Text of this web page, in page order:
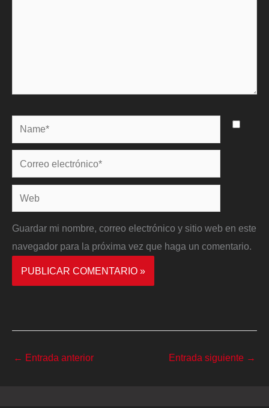
Name*
Correo
electrónico*
Web
Guardar mi nombre, correo electrónico y sitio web en este
navegador para la próxima vez que haga un comentario.
← Entrada anterior Entrada siguiente →